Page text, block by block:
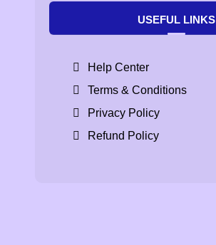
USEFUL LINKS
Help Center
Terms & Conditions
Privacy Policy
Refund Policy